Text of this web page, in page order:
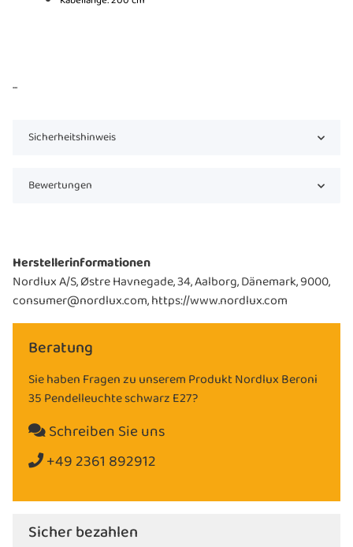
...
Sicherheitshinweis
Bewertungen
Herstellerinformationen
Nordlux A/S, Østre Havnegade, 34, Aalborg, Dänemark, 9000,
consumer@nordlux.com, https://www.nordlux.com
Beratung
Sie haben Fragen zu unserem Produkt Nordlux Beroni
35 Pendelleuchte schwarz E27?
Schreiben Sie uns
+49 2361 892912
Sicher bezahlen